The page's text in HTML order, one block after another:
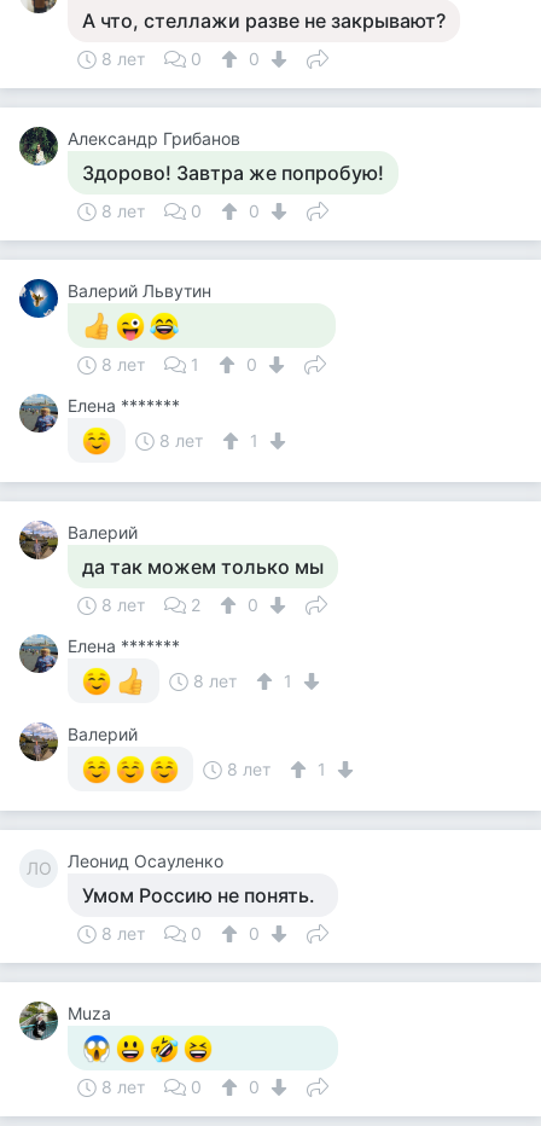
А что, стеллажи разве не закрывают?
8 лет 0 0
Александр Грибанов
Здорово! Завтра же попробую!
8 лет 0 0
Валерий Львутин
8 лет 1
0
Елена *******
8 лет
1
Валерий
да так можем только мы
8 лет 2
0
Елена *******
8 лет
1
Валерий
8 лет
1
ЛО Леонид Осауленко
Умом Россию не понять.
8 лет 0 0
Muza
8 лет 0 0